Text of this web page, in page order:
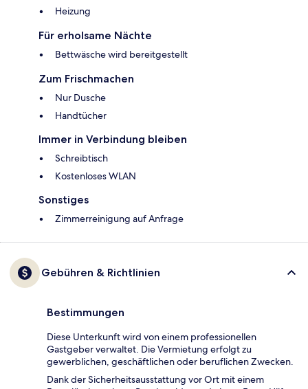
Heizung
Für erholsame Nächte
Bettwäsche wird bereitgestellt
Zum Frischmachen
Nur Dusche
Handtücher
Immer in Verbindung bleiben
Schreibtisch
Kostenloses WLAN
Sonstiges
Zimmerreinigung auf Anfrage
Gebühren & Richtlinien
Bestimmungen
Diese Unterkunft wird von einem professionellen
Gastgeber verwaltet. Die Vermietung erfolgt zu
gewerblichen, geschäftlichen oder beruflichen Zwecken.
Dank der Sicherheitsausstattung vor Ort mit einem